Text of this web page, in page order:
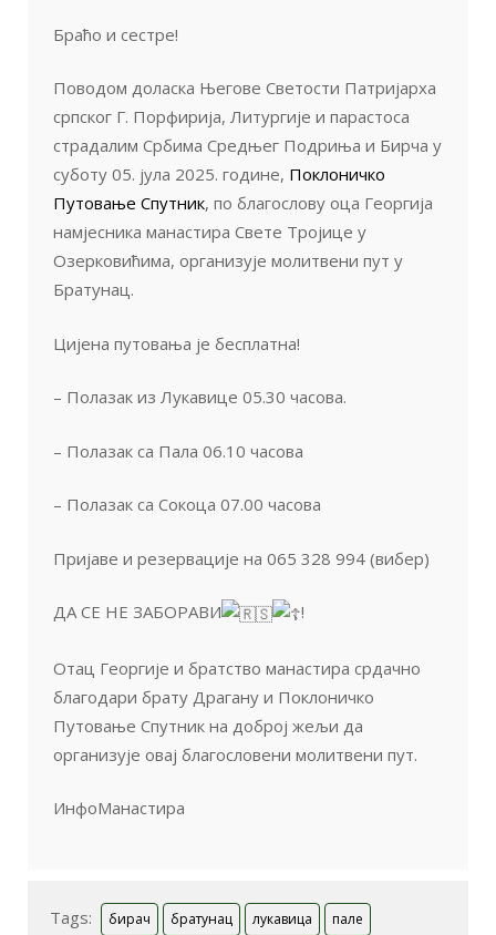
Браћо и сестре!
Поводом доласка Његове Светости Патријарха
српског Г. Порфирија, Литургије и парастоса
страдалим Србима Средњег Подриња и Бирча у
суботу 05. јула 2025. године, Поклоничко
Путовање Спутник, по благослову оца Георгија
намјесника манастира Свете Тројице у
Озерковићима, организује молитвени пут у
Братунац.
Цијена путовања је бесплатна!
– Полазак из Лукавице 05.30 часова.
– Полазак са Пала 06.10 часова
– Полазак са Сокоца 07.00 часова
Пријаве и резервације на 065 328 994 (вибер)
ДА СЕ НЕ ЗАБОРАВИ !
Отац Георгије и братство манастира срдачно
благодари брату Драгану и Поклоничко
Путовање Спутник на доброј жељи да
организује овај благословени молитвени пут.
ИнфоМанастира
Tags: бирач братунац лукавица пале